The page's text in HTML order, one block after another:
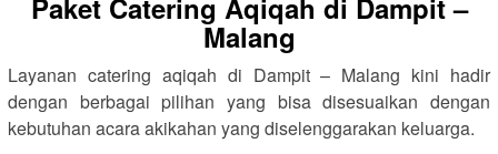
Paket Catering Aqiqah di Dampit –
Malang
Layanan catering aqiqah di Dampit – Malang kini hadir
dengan berbagai pilihan yang bisa disesuaikan dengan
kebutuhan acara akikahan yang diselenggarakan keluarga.